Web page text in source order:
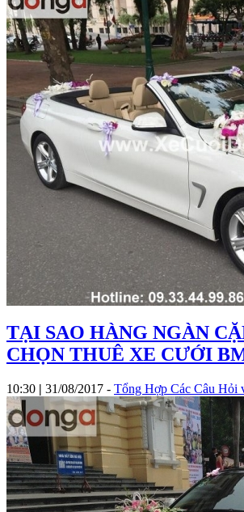
TẠI SAO HÀNG NGÀN
CHỌN THUÊ XE CƯỚI
10:30 | 31/08/2017 - Tổng Hợp Các Câu Hỏi